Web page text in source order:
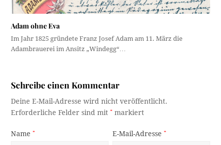
Adam ohne Eva
Im Jahr 1825 gründete Franz Josef Adam am 11. März die
Adambrauerei im Ansitz „Windegg“…
Schreibe einen Kommentar
Deine E-Mail-Adresse wird nicht veröffentlicht.
Erforderliche Felder sind mit* markiert
Name* E-Mail-Adresse*